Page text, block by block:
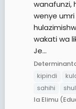
wanafunzi,
wenye
wakati wa
Je...
kipindi
sahihi
la Elimu